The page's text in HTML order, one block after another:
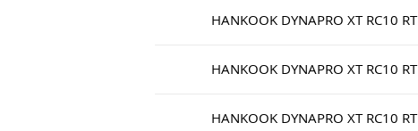
HANKOOK DYNAPRO XT RC10 RT
HANKOOK DYNAPRO XT RC10 RT
HANKOOK DYNAPRO XT RC10 RT